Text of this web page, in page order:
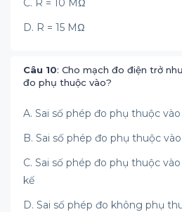
C. R = 10 MΩ
D. R = 15 MΩ
Câu 10: Cho mạch đo điện trở
đo phụ
A. Sai số phép đo phụ thuộc
B. Sai số phép đo phụ thuộc
C. Sai số phép đo phụ thuộc
kế
D. Sai số phép đo không phụ